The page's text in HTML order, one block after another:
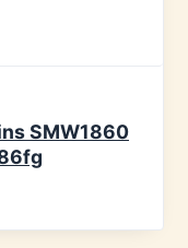
SMW1860